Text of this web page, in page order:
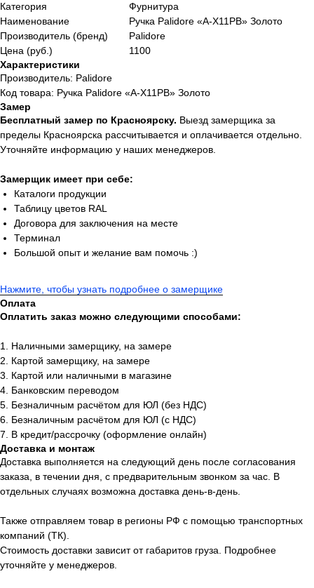
Категория
Фурнитура
Наименование
Ручка Palidore «A-Х11PB» Золото
Производитель (бренд)
Palidore
Цена (руб.)
1100
Характеристики
Производитель: Palidore
Код товара: Ручка Palidore «A-Х11PB» Золото
Замер
Бесплатный замер по Красноярску. Выезд замерщика за
пределы Красноярска рассчитывается и оплачивается отдельно.
Уточняйте информацию у наших менеджеров.
Замерщик имеет при себе:
Каталоги продукции
Таблицу цветов RAL
Договора для заключения на месте
Терминал
Большой опыт и желание вам помочь :)
Нажмите, чтобы узнать подробнее о замерщике
Оплата
Оплатить заказ можно следующими способами:
1. Наличными замерщику, на замере
2. Картой замерщику, на замере
3. Картой или наличными в магазине
4. Банковским переводом
5. Безналичным расчётом для ЮЛ (без НДС)
6. Безналичным расчётом для ЮЛ (с НДС)
7. В кредит/рассрочку (оформление онлайн)
Доставка и монтаж
Доставка выполняется на следующий день после согласования
заказа, в течении дня, с предварительным звонком за час. В
отдельных случаях возможна доставка день-в-день.
Также отправляем товар в регионы РФ с помощью транспортных
компаний (ТК).
Стоимость доставки зависит от габаритов груза. Подробнее
уточняйте у менеджеров.